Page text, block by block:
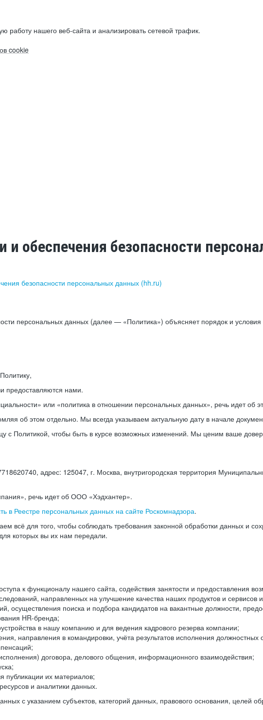
нашего веб-сайта и анализировать сетевой трафик.
cookie
и обеспечения безопасности
безопасности персональных данных (hh.ru)
персональных данных (далее — «Политика») объясняет порядок и
предоставляются нами.
или «политика в отношении персональных данных», речь идет об
об этом отдельно. Мы всегда указываем актуальную дату в начале
с Политикой, чтобы быть в курсе возможных изменений. Мы ценим ваше
адрес: 125047, г. Москва, внутригородская территория
речь идет об ООО «Хэдхантер».
в Реестре персональных данных на сайте Роскомнадзора.
всё для того, чтобы соблюдать требования законной обработки данных и
которых вы их нам передали.
к функционалу нашего сайта, содействия занятости и предоставления
направленных на улучшение качества наших продуктов и сервисов
осуществления поиска и подбора кандидатов на вакантные должности,
HR-бренда;
в нашу компанию и для ведения кадрового резерва компании;
направления в командировки, учёта результатов исполнения должностных
договора, делового общения, информационного взаимодействия;
публикации их материалов;
и аналитики данных.
с указанием субъектов, категорий данных, правового основания, целей